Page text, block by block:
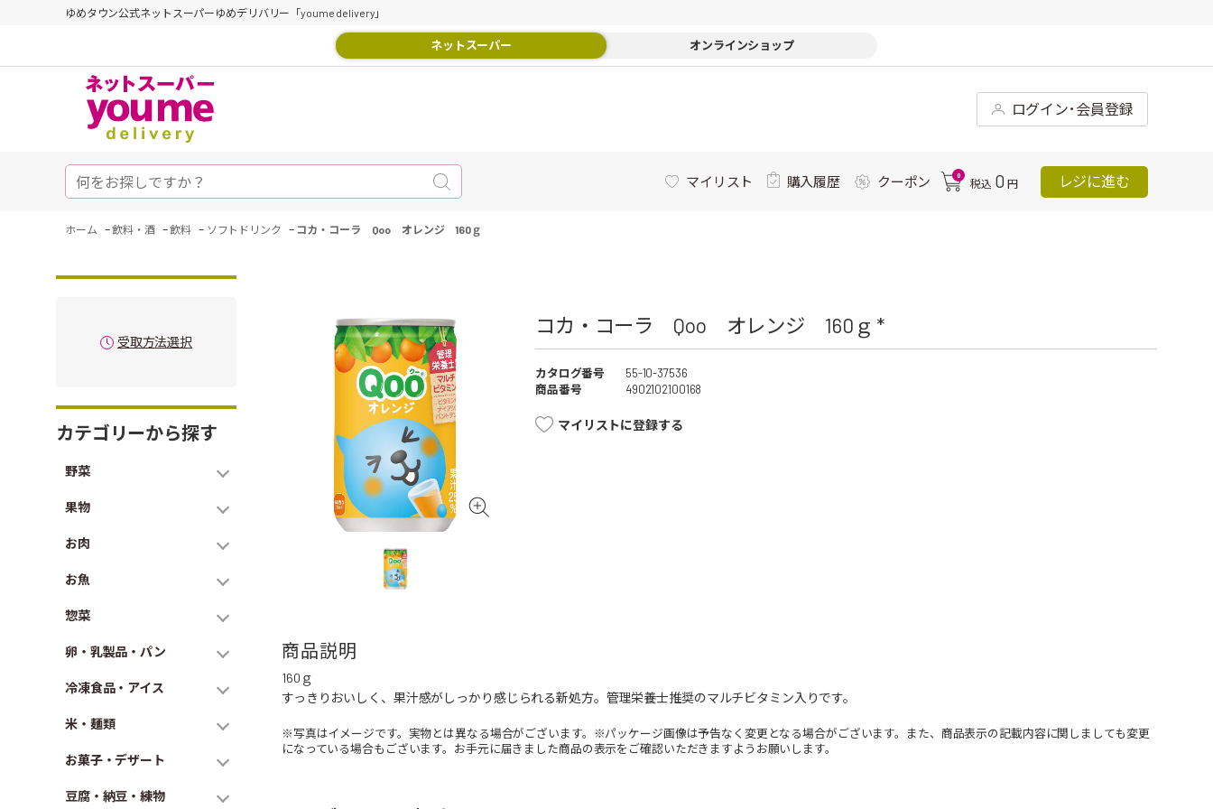
ゆめタウン公式ネットスーパーゆめデリバリー「youme delivery」
ネットスーパー オンラインショップ
ログイン･会員登録
マイリスト 購入履歴 クーポン 0
税込 0 円 レジに進む
ホーム -飲料・酒 -飲料 - ソフトドリンク - コカ・コーラ Qoo オレンジ 160ｇ
受取方法選択
カテゴリーから探す
野菜
果物
お肉
お魚
惣菜
卵・乳製品・パン
冷凍食品・アイス
米・麺類
お菓子・デザート
豆腐・納豆・練物
コカ・コーラ Qoo オレンジ 160ｇ *
カタログ番号
55-10-37536
商品番号
4902102100168
マイリストに登録する
商品説明
160ｇ
すっきりおいしく、果汁感がしっかり感じられる新処方。管理栄養士推奨のマルチビタミン入りです。
※写真はイメージです。実物とは異なる場合がございます。※パッケージ画像は予告なく変更となる場合がございます。また、商品表示の記載内容に関しましても変更
になっている場合もございます。お手元に届きました商品の表示をご確認いただきますようお願いします。